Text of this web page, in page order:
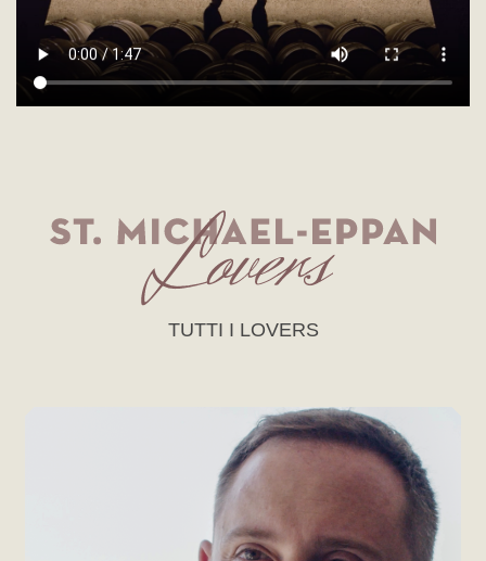
TUTTI I LOVERS